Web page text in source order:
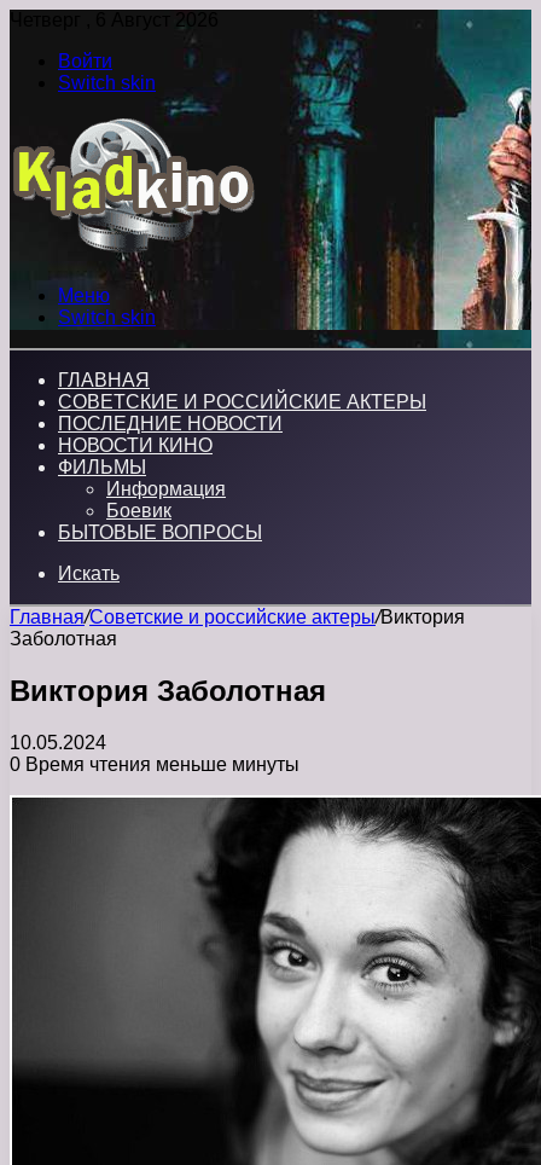
Четверг , 6 Август 2026
Войти
Switch skin
Меню
Switch skin
ГЛАВНАЯ
СОВЕТСКИЕ И РОССИЙСКИЕ АКТЕРЫ
ПОСЛЕДНИЕ НОВОСТИ
НОВОСТИ КИНО
ФИЛЬМЫ
Информация
Боевик
БЫТОВЫЕ ВОПРОСЫ
Искать
Главная/Советские и российские актеры/Виктория
Заболотная
Виктория Заболотная
10.05.2024
0 Время чтения меньше минуты